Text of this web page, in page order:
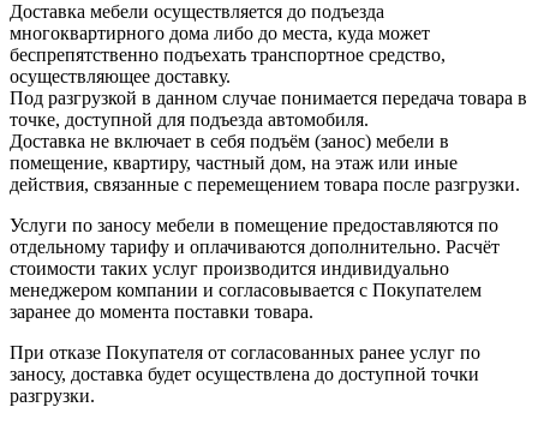
Доставка мебели осуществляется до подъезда
многоквартирного дома либо до места, куда может
беспрепятственно подъехать транспортное средство,
осуществляющее доставку.
Под разгрузкой в данном случае понимается передача товара в
точке, доступной для подъезда автомобиля.
Доставка не включает в себя подъём (занос) мебели в
помещение, квартиру, частный дом, на этаж или иные
действия, связанные с перемещением товара после разгрузки.
Услуги по заносу мебели в помещение предоставляются по
отдельному тарифу и оплачиваются дополнительно. Расчёт
стоимости таких услуг производится индивидуально
менеджером компании и согласовывается с Покупателем
заранее до момента поставки товара.
При отказе Покупателя от согласованных ранее услуг по
заносу, доставка будет осуществлена до доступной точки
разгрузки.